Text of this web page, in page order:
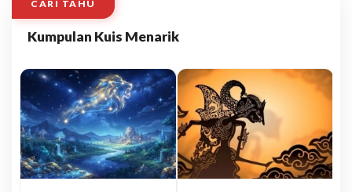
CARI TAHU
Kumpulan Kuis Menarik